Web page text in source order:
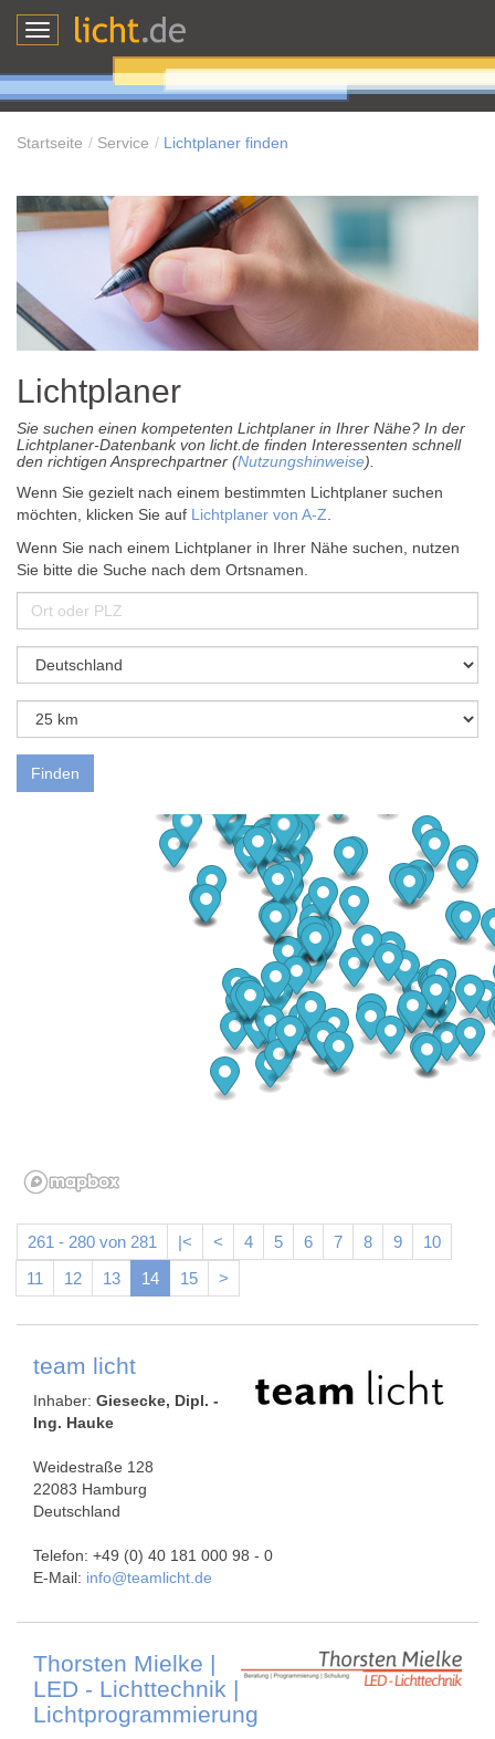
Toggle
Startseite Service Lichtplaner finden
Lichtplaner
Sie suchen einen kompetenten Lichtplaner in Ihrer Nähe? In der
Lichtplaner-Datenbank von licht.de finden Interessenten schnell
den richtigen Ansprechpartner (Nutzungshinweise).
Wenn Sie gezielt nach einem bestimmten Lichtplaner suchen
möchten, klicken Sie auf Lichtplaner von A-Z
Wenn Sie nach einem Lichtplaner in Ihrer Nähe suchen, nutzen
Sie bitte die Suche nach dem Ortsnamen.
261 - 280 von 281 |< < 4 5 6 7 8 9
10
11
12 13 14 15 >
team licht
Inhaber: Giesecke, Dipl. -
Ing. Hauke
Weidestraße 128
22083 Hamburg
Deutschland
Telefon: +49 (0) 40 181 000 98 - 0
E-Mail: info@teamlicht.de
Thorsten Mielke |
LED - Lichttechnik |
Lichtprogrammierung